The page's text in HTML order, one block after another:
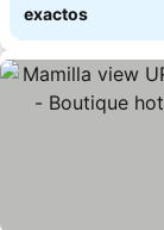
exactos